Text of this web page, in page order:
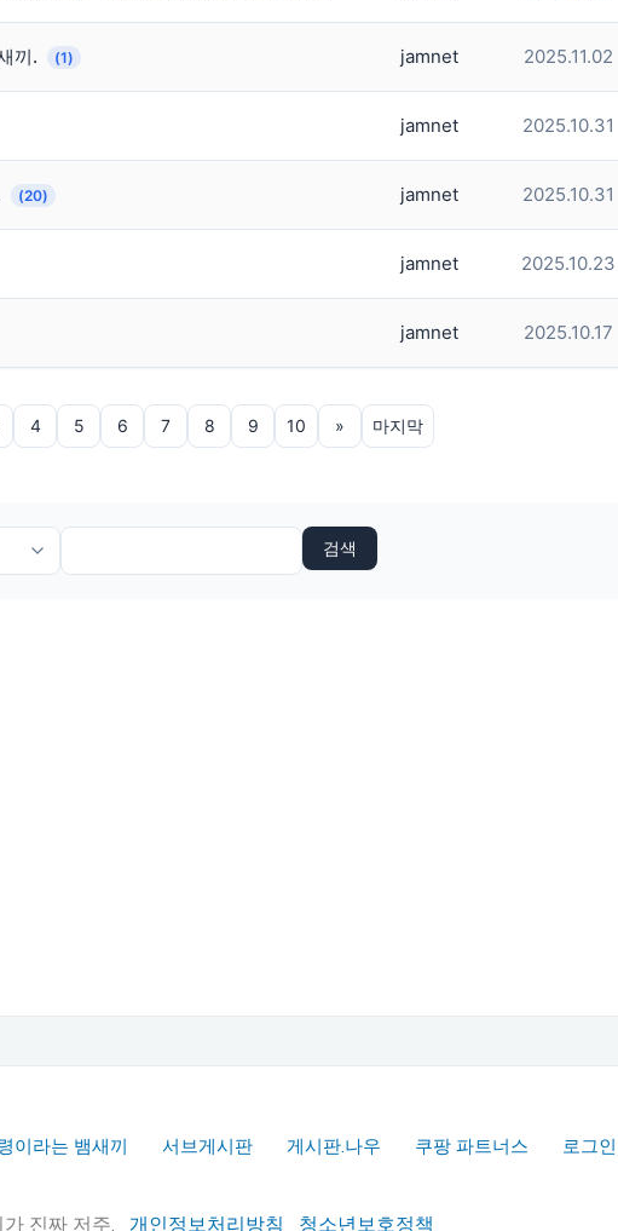
끼. (1) jamnet 2025.11.02
jamnet 2025.10.31
(20) jamnet 2025.10.31
jamnet 2025.10.23
jamnet 2025.10.17
4 5 6 7 8 9 10 » 마지막
검색
이라는 뱀새끼 서브게시판 게시판.나우 쿠팡 파트너스 로그인
진짜 저주. 개인정보처리방침 청소년보호정책